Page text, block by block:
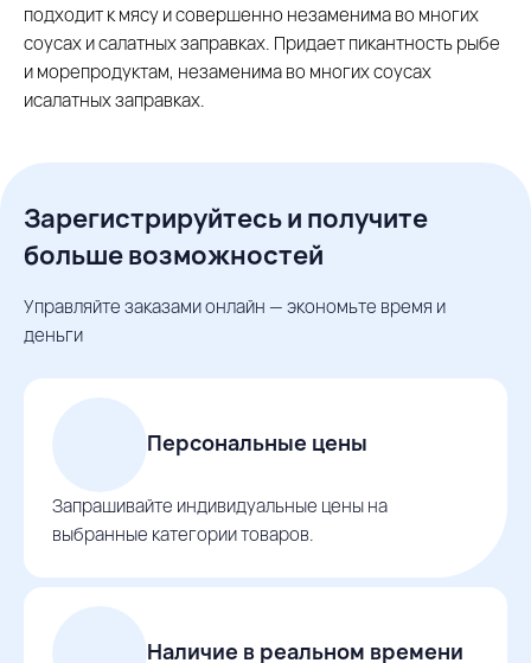
подходит к мясу и совершенно незаменима во многих
соусах и салатных заправках. Придает пикантность рыбе
и морепродуктам, незаменима во многих соусах
исалатных заправках.
Зарегистрируйтесь и получите
больше возможностей
Управляйте заказами онлайн — экономьте время и
деньги
Персональные цены
Запрашивайте индивидуальные цены на
выбранные категории товаров.
Наличие в реальном времени